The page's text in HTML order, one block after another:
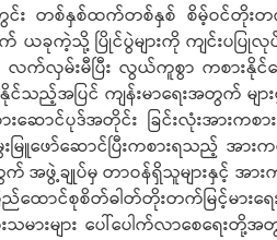
င်း တစ်နှစ်ထက်တစ်နှစ် စိမ့်ဝင်တိုးတ
ြိုင်ပွဲများကို ကျင်းပပြုလုပ်ပေးရ
လှမ်းမီပြီး လွယ်ကူစွာ ကစားနိုင်သေ
င်သည့်အပြင် ကျန်းမာရေးအတွက်
ောင်ပုဒ်အတိုင်း ခြင်းလုံးအားကစာ
ဖော်ဆောင်ပြီးကစားရသည့် အားက
က် အဖွဲ့ချုပ်မှ တာဝန်ရှိသူများနှင့် အာ
ထောင်စုစိတ်ဓါတ်တိုးတက်မြင့်မားရ
မားများ ပေါ်ပေါက်လာစေရေး